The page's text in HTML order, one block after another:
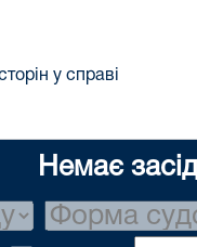
у справі
Немає